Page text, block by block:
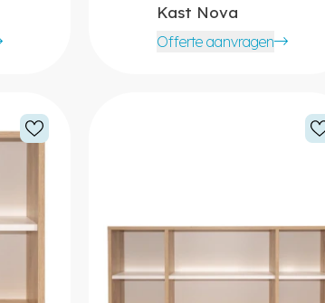
Kast Nova
Offerte aanvragen